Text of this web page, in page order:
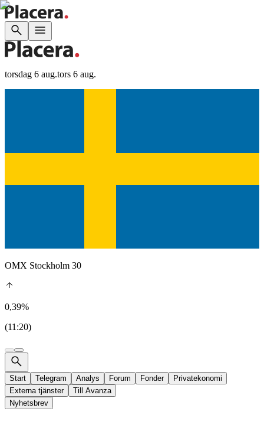
torsdag 6 aug.tors 6 aug.
OMX Stockholm 30
0,39%
(11:20)
Start Telegram Analys Forum Fonder
Privatekonomi
Externa tjänster
Till Avanza
Nyhetsbrev